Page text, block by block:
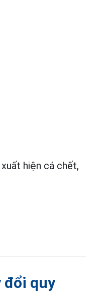
hiện cá chết,
đổi quy